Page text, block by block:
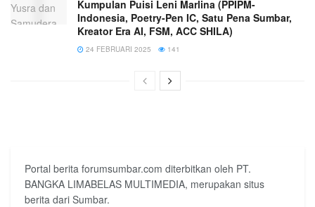
Kumpulan Puisi Leni Marlina (PPIPM-
Indonesia, Poetry-Pen IC, Satu Pena Sumbar,
Kreator Era AI, FSM, ACC SHILA)
24 FEBRUARI 2025 141
Portal berita forumsumbar.com diterbitkan oleh PT.
BANGKA LIMABELAS MULTIMEDIA, merupakan situs
berita dari Sumbar.